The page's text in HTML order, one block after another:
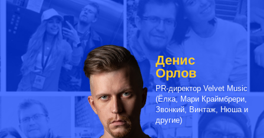
PR-директор Velvet Music
(Ёлка, Мари Краймбрери,
Звонкий, Винтаж, Нюша и
другие)
Денис
Орлов